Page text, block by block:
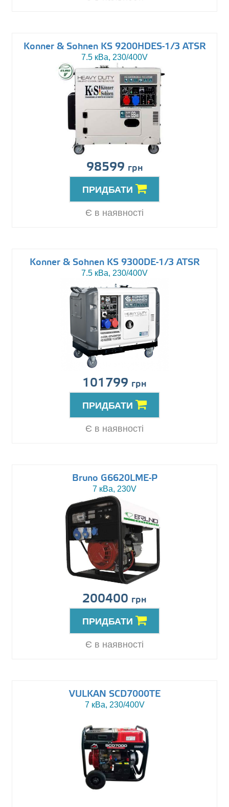
Konner & Sohnen KS 9200HDES-1/3 ATSR
7.5 кВа, 230/400V
98599 грн
ПРИДБАТИ
Є в наявності
Konner & Sohnen KS 9300DE-1/3 ATSR
7.5 кВа, 230/400V
101799 грн
ПРИДБАТИ
Є в наявності
Bruno G6620LME-P
7 кВа, 230V
200400 грн
ПРИДБАТИ
Є в наявності
VULKAN SCD7000TE
7 кВа, 230/400V